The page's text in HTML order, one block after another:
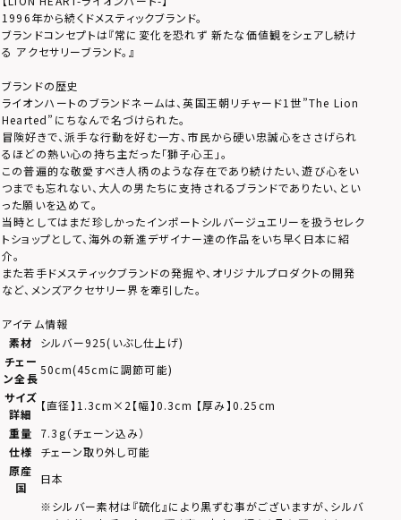
1996年から続くドメスティックブランド。
ブランドコンセプトは『常に変化を恐れず 新たな価値観をシェアし続け
る アクセサリーブランド。』
ブランドの歴史
ライオンハートのブランドネームは、英国王朝リチャード1世”The Lion
Hearted”にちなんで名づけられた。
冒険好きで、派手な行動を好む一方、市民から硬い忠誠心をささげられ
るほどの熱い心の持ち主だった「獅子心王」。
この普遍的な敬愛すべき人柄のような存在であり続けたい、遊び心をい
つまでも忘れない、大人の男たちに支持されるブランドでありたい、とい
った願いを込めて。
当時としてはまだ珍しかったインポートシルバージュエリーを扱うセレク
トショップとして、海外の新進デザイナー達の作品をいち早く日本に紹
介。
また若手ドメスティックブランドの発掘や、オリジナルプロダクトの開発
など、メンズアクセサリー界を牽引した。
アイテム情報
素材
シルバー925(いぶし仕上げ)
チェー
ン全長
50cm(45cmに調節可能)
サイズ
詳細
【直径】1.3cm×2【幅】0.3cm 【厚み】0.25cm
重量
7.3g（チェーン込み）
仕様
チェーン取り外し可能
原産
国
日本
※シルバー素材は『硫化』により黒ずむ事がございますが、シルバ